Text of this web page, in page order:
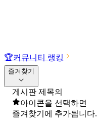
🏆커뮤니티 랭킹
즐겨찾기
게시판 제목의
아이콘을 선택하면
즐겨찾기에 추가됩니다.